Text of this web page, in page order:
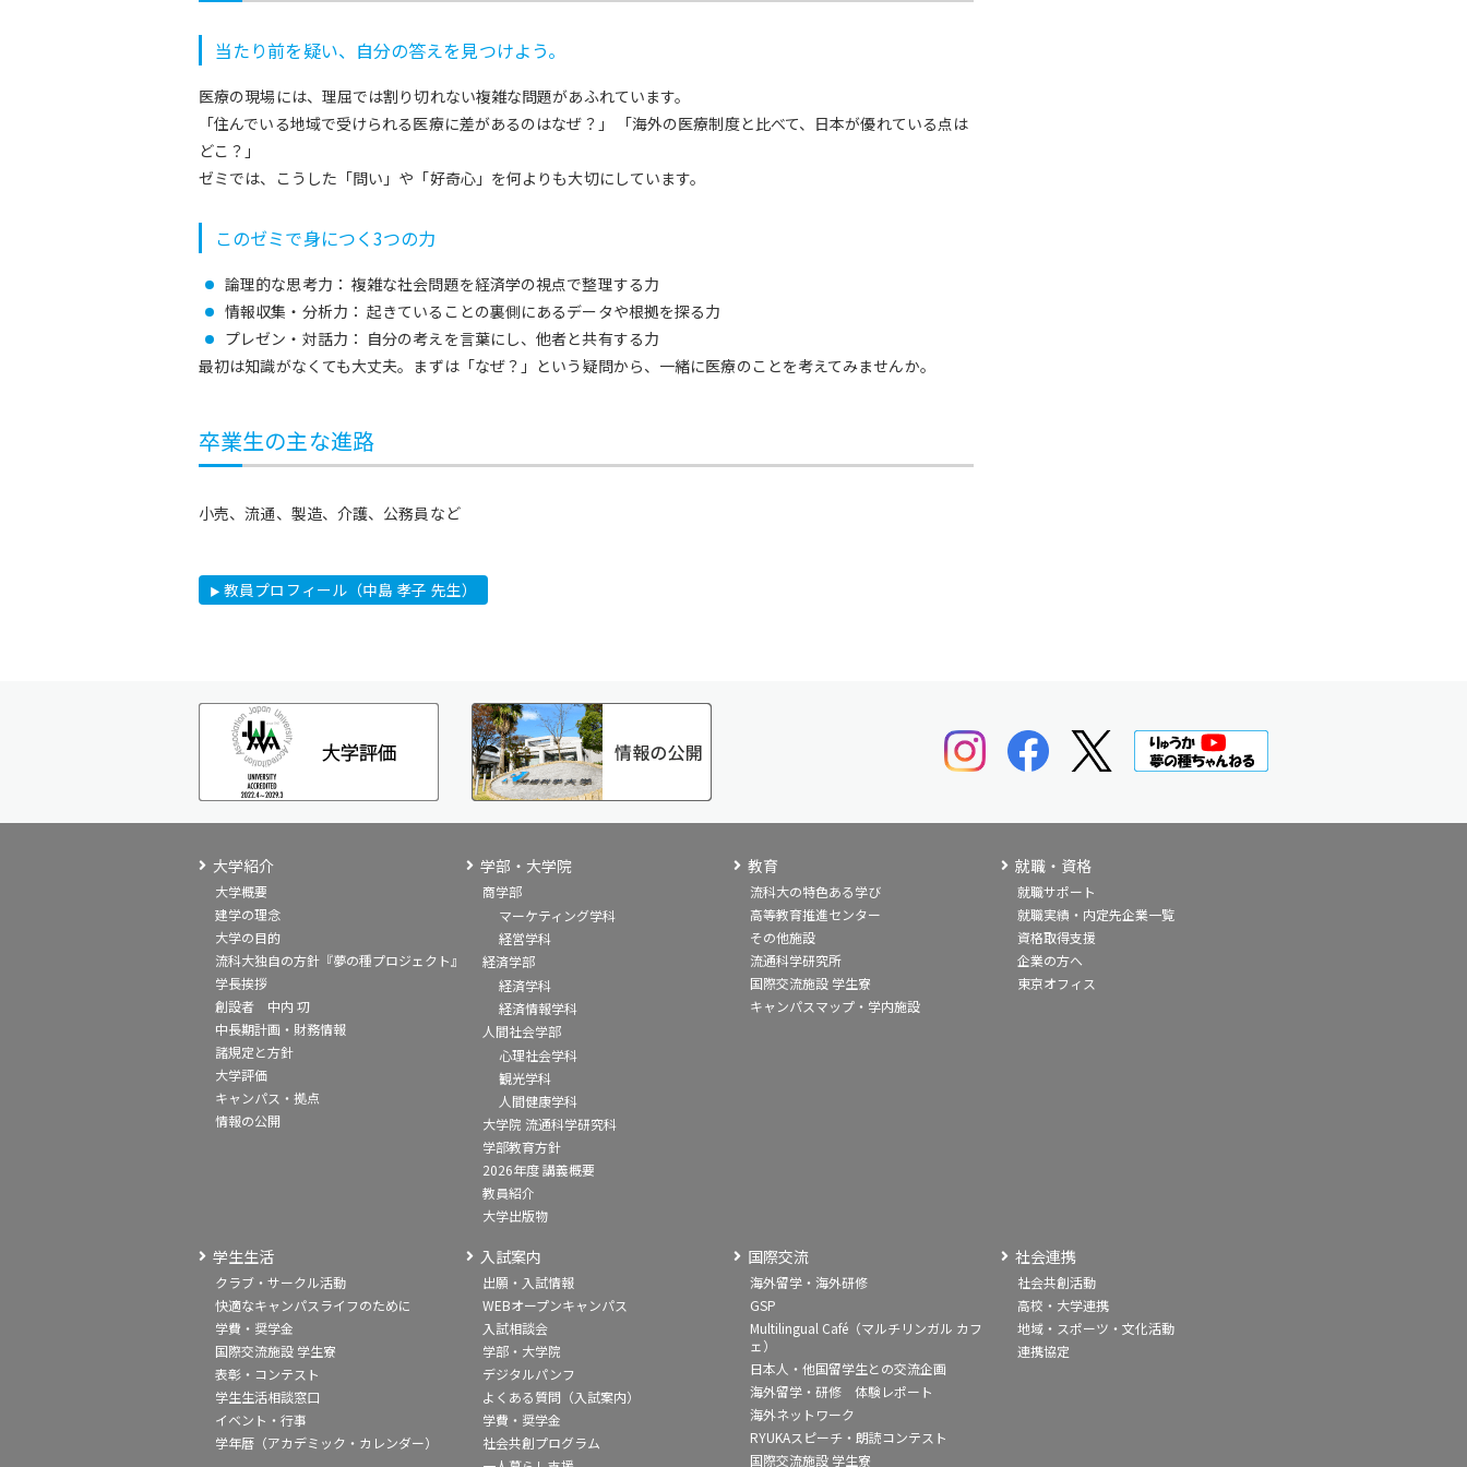
当たり前を疑い、自分の答えを見つけよう。
医療の現場には、理屈では割り切れない複雑な問題があふれています。
「住んでいる地域で受けられる医療に差があるのはなぜ？」 「海外の医療制度と比べて、日本が優れている点は
どこ？」
ゼミでは、こうした「問い」や「好奇心」を何よりも大切にしています。
このゼミで身につく3つの力
論理的な思考力： 複雑な社会問題を経済学の視点で整理する力
情報収集・分析力： 起きていることの裏側にあるデータや根拠を探る力
プレゼン・対話力： 自分の考えを言葉にし、他者と共有する力
最初は知識がなくても大丈夫。まずは「なぜ？」という疑問から、一緒に医療のことを考えてみませんか。
卒業生の主な進路
小売、流通、製造、介護、公務員など
教員プロフィール（中島 孝子 先生）
大学紹介
大学概要
建学の理念
大学の目的
流科大独自の方針『夢の種プロジェクト』
学長挨拶
創設者 中内 㓛
中長期計画・財務情報
諸規定と方針
大学評価
キャンパス・拠点
情報の公開
学部・大学院
商学部
マーケティング学科
経営学科
経済学部
経済学科
経済情報学科
人間社会学部
心理社会学科
観光学科
人間健康学科
大学院 流通科学研究科
学部教育方針
2026年度 講義概要
教員紹介
大学出版物
教育
流科大の特色ある学び
高等教育推進センター
その他施設
流通科学研究所
国際交流施設 学生寮
キャンパスマップ・学内施設
就職・資格
就職サポート
就職実績・内定先企業一覧
資格取得支援
企業の方へ
東京オフィス
学生生活
クラブ・サークル活動
快適なキャンパスライフのために
学費・奨学金
国際交流施設 学生寮
表彰・コンテスト
学生生活相談窓口
イベント・行事
学年暦（アカデミック・カレンダー）
入試案内
出願・入試情報
WEBオープンキャンパス
入試相談会
学部・大学院
デジタルパンフ
よくある質問（入試案内）
学費・奨学金
社会共創プログラム
国際交流
海外留学・海外研修
GSP
Multilingual Café（マルチリンガル カフ
ェ）
日本人・他国留学生との交流企画
海外留学・研修 体験レポート
海外ネットワーク
RYUKAスピーチ・朗読コンテスト
国際交流施設 学生寮
社会連携
社会共創活動
高校・大学連携
地域・スポーツ・文化活動
連携協定